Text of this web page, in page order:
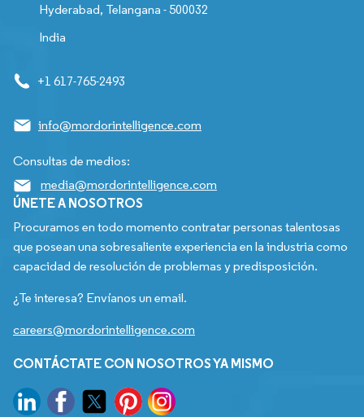
Hyderabad, Telangana - 500032
India
+1 617-765-2493
info@mordorintelligence.com
Consultas de medios:
media@mordorintelligence.com
ÚNETE A NOSOTROS
Procuramos en todo momento contratar personas talentosas
que posean una sobresaliente experiencia en la industria como
capacidad de resolución de problemas y predisposición.
¿Te interesa? Envíanos un email.
careers@mordorintelligence.com
CONTÁCTATE CON NOSOTROS YA MISMO